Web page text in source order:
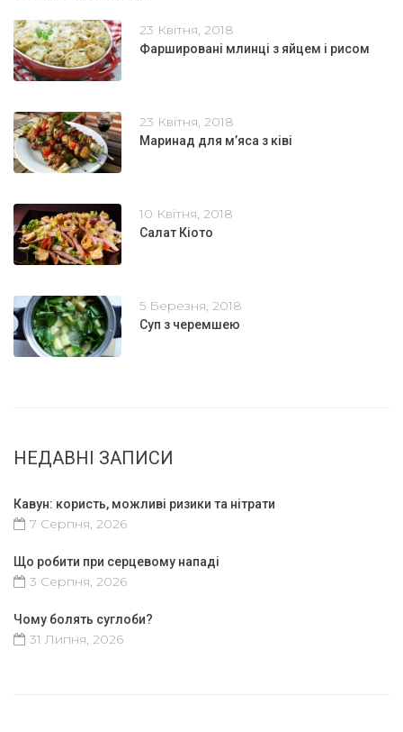
23 Квітня, 2018
Фаршировані млинці з яйцем і рисом
23 Квітня, 2018
Маринад для м’яса з ківі
10 Квітня, 2018
Салат Кіото
5 Березня, 2018
Суп з черемшею
НЕДАВНІ ЗАПИСИ
Кавун: користь, можливі ризики та нітрати
7 Серпня, 2026
Що робити при серцевому нападі
3 Серпня, 2026
Чому болять суглоби?
31 Липня, 2026